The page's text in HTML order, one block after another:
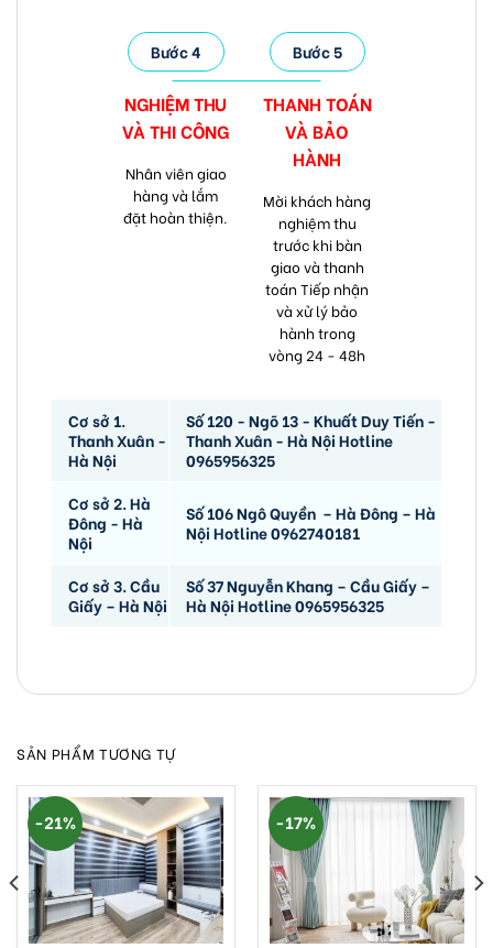
Bước 4
NGHIỆM THU
VÀ THI CÔNG
Nhân viên giao
hàng và lắm
đặt hoàn thiện.
Bước 5
THANH TOÁN
VÀ BẢO
HÀNH
Mời khách hàng
nghiệm thu
trước khi bàn
giao và thanh
toán Tiếp nhận
và xử lý bảo
hành trong
vòng 24 - 48h
Cơ sở 1.
Thanh Xuân -
Hà Nội
Số 120 - Ngõ 13 - Khuất Duy Tiến -
Thanh Xuân - Hà Nội Hotline
0965956325
Cơ sở 2. Hà
Đông - Hà
Nội
Số 106 Ngô Quyền – Hà Đông – Hà
Nội Hotline 0962740181
Cơ sở 3. Cầu
Giấy – Hà Nội
Số 37 Nguyễn Khang – Cầu Giấy –
Hà Nội Hotline 0965956325
SẢN PHẨM TƯƠNG TỰ
-21% -17%